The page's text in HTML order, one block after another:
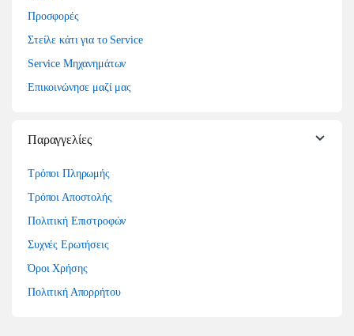
Προσφορές
Στείλε κάτι για το Service
Service Μηχανημάτων
Επικοινώνησε μαζί μας
Παραγγελίες
Τρόποι Πληρωμής
Τρόποι Αποστολής
Πολιτική Επιστροφών
Συχνές Ερωτήσεις
Όροι Χρήσης
Πολιτική Απορρήτου